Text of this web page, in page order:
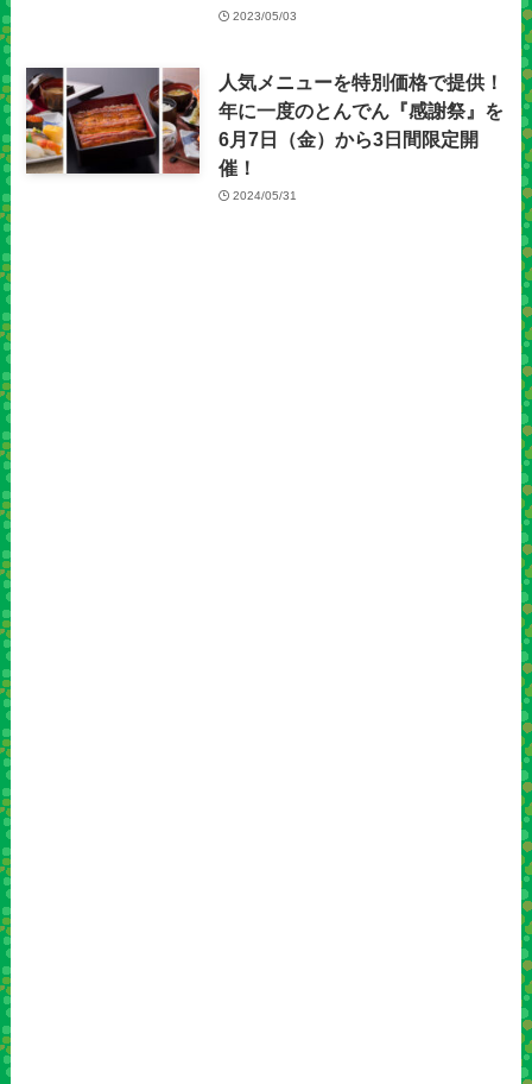
2023/05/03
人気メニューを特別価格で提供！
年に一度のとんでん『感謝祭』を
6月7日（金）から3日間限定開
催！
2024/05/31